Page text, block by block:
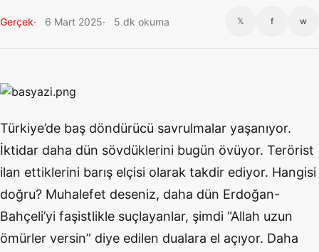
Gerçek 6 Mart 2025 5 dk okuma 𝕏 f w
Türkiye’de baş döndürücü savrulmalar yaşanıyor.
İktidar daha dün sövdüklerini bugün övüyor. Terörist
ilan ettiklerini barış elçisi olarak takdir ediyor. Hangisi
doğru? Muhalefet deseniz, daha dün Erdoğan-
Bahçeli’yi faşistlikle suçlayanlar, şimdi “Allah uzun
ömürler versin” diye edilen dualara el açıyor. Daha